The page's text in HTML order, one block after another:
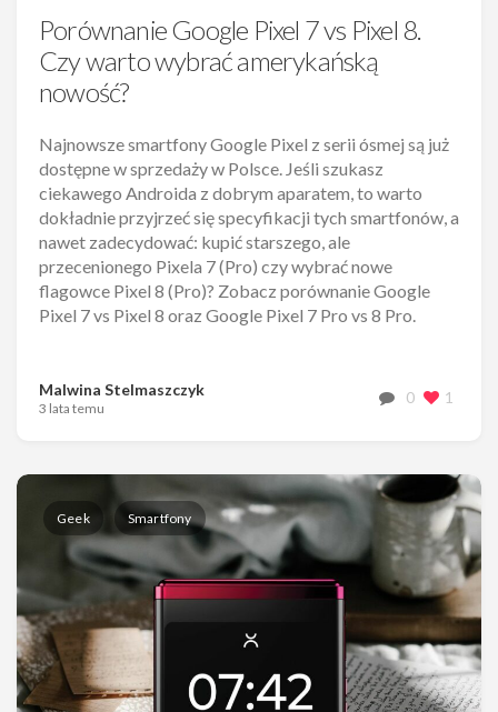
Porównanie Google Pixel 7 vs Pixel 8.
Czy warto wybrać amerykańską
nowość?
Najnowsze smartfony Google Pixel z serii ósmej są już
dostępne w sprzedaży w Polsce. Jeśli szukasz
ciekawego Androida z dobrym aparatem, to warto
dokładnie przyjrzeć się specyfikacji tych smartfonów, a
nawet zadecydować: kupić starszego, ale
przecenionego Pixela 7 (Pro) czy wybrać nowe
flagowce Pixel 8 (Pro)? Zobacz porównanie Google
Pixel 7 vs Pixel 8 oraz Google Pixel 7 Pro vs 8 Pro.
Malwina Stelmaszczyk
3 lata temu
0 1
Geek Smartfony